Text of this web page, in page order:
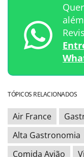
TÓPICOS RELACIONADOS
Air France
Alta Gastronomia
Comida Avião